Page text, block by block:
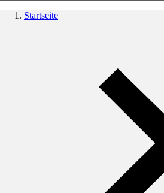
Startseite